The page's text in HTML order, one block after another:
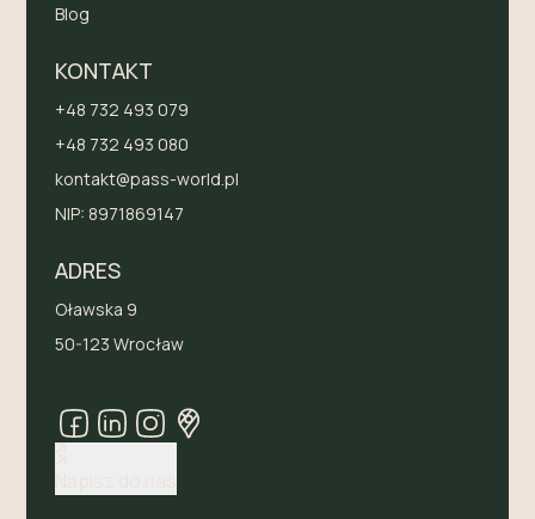
Blog
KONTAKT
+48 732 493 079
+48 732 493 080
kontakt@pass-world.pl
NIP: 8971869147
ADRES
Oławska 9
50-123 Wrocław